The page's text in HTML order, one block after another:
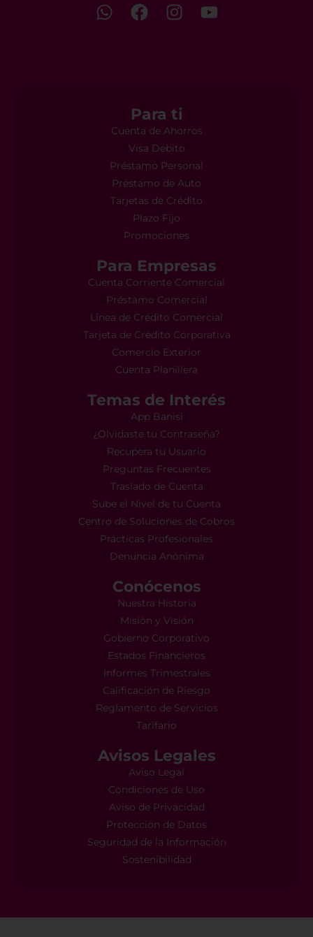
Para ti
Cuenta de Ahorros
Visa Débito
Préstamo Personal
Préstamo de Auto
Tarjetas de Crédito
Plazo Fijo
Promociones
Para Empresas
Cuenta Corriente Comercial
Préstamo Comercial
Línea de Crédito Comercial
Tarjeta de Crédito Corporativa
Comercio Exterior
Cuenta Planillera
Temas de Interés
App Banisi
¿Olvidaste tu Contraseña?
Recupera tu Usuario
Preguntas Frecuentes
Traslado de Cuenta
Sube el Nivel de tu Cuenta
Centro de Soluciones de Cobros
Prácticas Profesionales
Denuncia Anónima
Conócenos
Nuestra Historia
Misión y Visión
Gobierno Corporativo
Estados Financieros
Informes Trimestrales
Calificación de Riesgo
Reglamento de Servicios
Tarifario
Avisos Legales
Aviso Legal
Condiciones de Uso
Aviso de Privacidad
Protección de Datos
Seguridad de la Información
Sostenibilidad